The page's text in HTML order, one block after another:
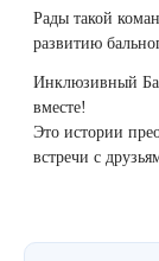
Рады такой
развитию
Инклюзивный
вместе!
Это истории
встречи с
Удаление
Удаление
Удаление
Удалить рубцы
Поднять брови
Молодую и